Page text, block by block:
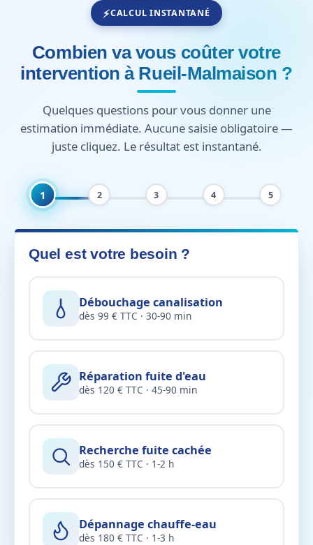
CALCUL INSTANTANÉ
Combien va vous coûter votre
intervention à Rueil-Malmaison ?
Quelques questions pour vous donner une
estimation immédiate. Aucune saisie obligatoire —
juste cliquez. Le résultat est instantané.
1 2 3 4 5
Quel est votre besoin ?
Débouchage canalisation
dès 99 € TTC · 30-90 min
Réparation fuite d'eau
dès 120 € TTC · 45-90 min
Recherche fuite cachée
dès 150 € TTC · 1-2 h
Dépannage chauffe-eau
dès 180 € TTC · 1-3 h